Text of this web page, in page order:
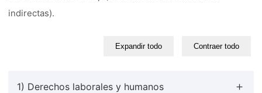
indirectas).
Expandir todo Contraer todo
1) Derechos laborales y humanos